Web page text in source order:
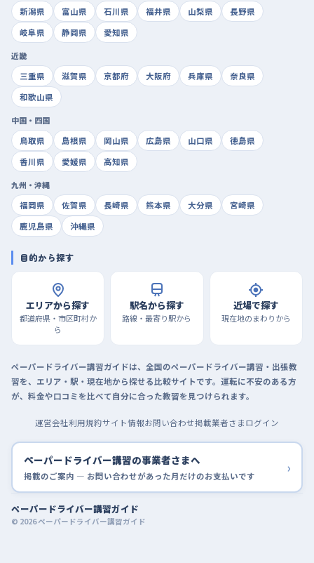
新潟県
富山県 石川県 福井県 山梨県
長野県
岐阜県
静岡県 愛知県
近畿
三重県
滋賀県 京都府 大阪府 兵庫県
奈良県
和歌山県
中国・四国
鳥取県
島根県 岡山県 広島県 山口県
徳島県
香川県
愛媛県 高知県
九州・沖縄
福岡県
佐賀県 長崎県 熊本県 大分県
宮崎県
鹿児島県
沖縄県
目的から探す
エリアから探す
都道府県・市区町村か
ら
駅名から探す
路線・最寄り駅から
近場で探す
現在地のまわりから
ペーパードライバー講習ガイドは、全国のペーパードライバー講習・出張教
習を、エリア・駅・現在地から探せる比較サイトです。運転に不安のある方
が、料金や口コミを比べて自分に合った教習を見つけられます。
運営会社利用規約サイト情報お問い合わせ掲載業者さまログイン
ペーパードライバー講習の事業者さまへ
掲載のご案内 — お問い合わせがあった月だけのお支払いです ›
ペーパードライバー講習ガイド
© 2026 ペーパードライバー講習ガイド